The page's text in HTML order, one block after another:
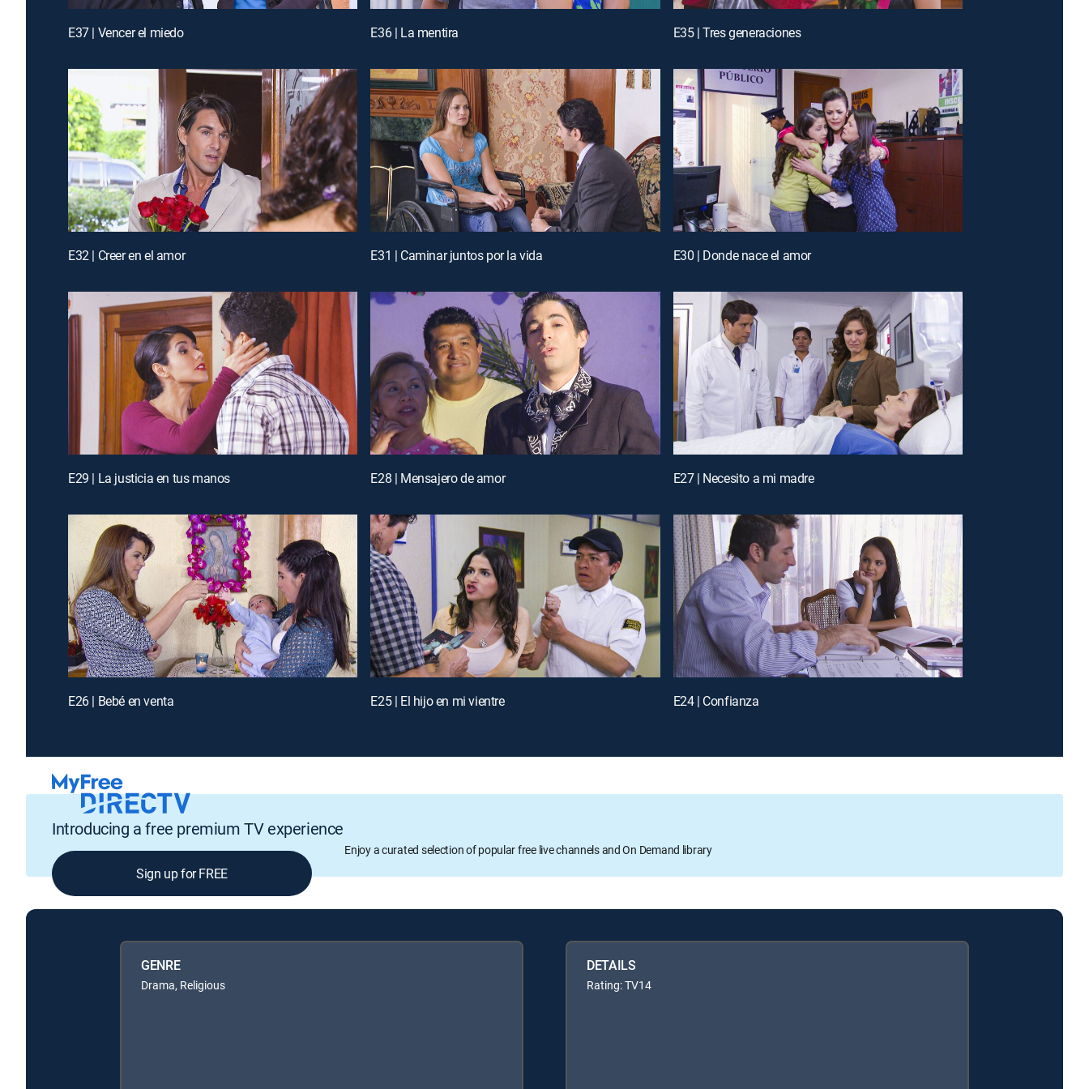
E37 | Vencer el miedo E36 | La mentira E35 | Tres generaciones
E32 | Creer en el amor E31 | Caminar juntos por la vida E30 | Donde nace el amor
E29 | La justicia en tus manos E28 | Mensajero de amor E27 | Necesito a mi madre
E26 | Bebé en venta E25 | El hijo en mi vientre E24 | Confianza
Introducing a free premium TV experience
Enjoy a curated selection of popular free live channels and On Demand library
Sign up for FREE
GENRE
Drama, Religious
DETAILS
Rating: TV14